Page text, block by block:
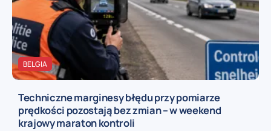
BELGIA
Techniczne marginesy błędu przy pomiarze
prędkości pozostają bez zmian – w weekend
krajowy maraton kontroli